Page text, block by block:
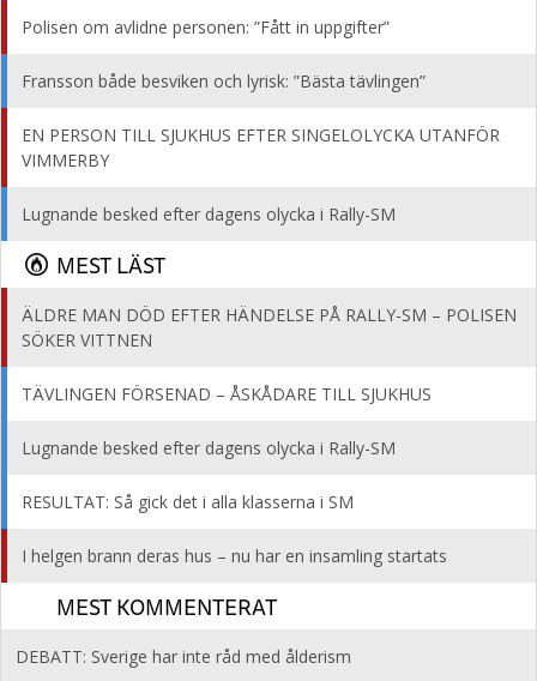
Polisen om avlidne personen: ”Fått in uppgifter”
Fransson både besviken och lyrisk: ”Bästa tävlingen”
EN PERSON TILL SJUKHUS EFTER SINGELOLYCKA UTANFÖR
VIMMERBY
Lugnande besked efter dagens olycka i Rally-SM
MEST LÄST
ÄLDRE MAN DÖD EFTER HÄNDELSE PÅ RALLY-SM – POLISEN
SÖKER VITTNEN
TÄVLINGEN FÖRSENAD – ÅSKÅDARE TILL SJUKHUS
Lugnande besked efter dagens olycka i Rally-SM
RESULTAT: Så gick det i alla klasserna i SM
I helgen brann deras hus – nu har en insamling startats
MEST KOMMENTERAT
DEBATT: Sverige har inte råd med ålderism